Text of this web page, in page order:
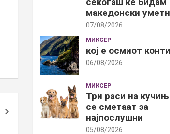
македонски
07/08/2026
МИКСЕР
кој е осмиот
06/08/2026
МИКСЕР
Три раси на
се сметаат за
најпослушни
05/08/2026